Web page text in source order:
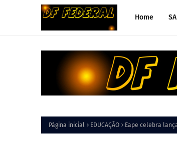
Home
Página inicial EDUCAÇÃO Eape celebra